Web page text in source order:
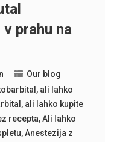
prahu na
Our blog
, ali lahko
, ali lahko kupite
recepta,Ali lahko
,Anestezija z